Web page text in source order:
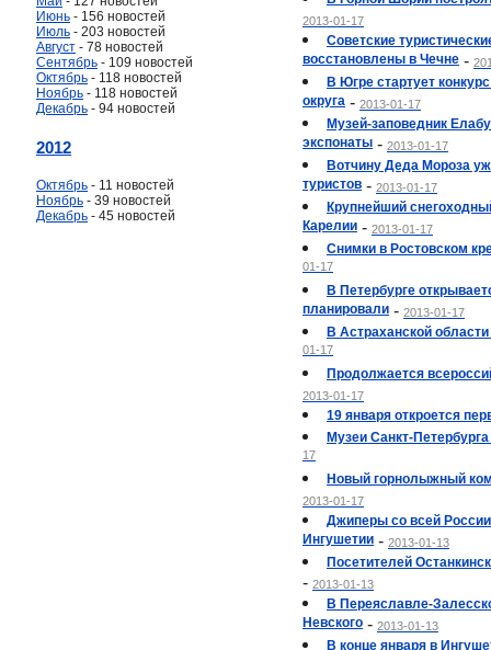
Июнь - 156 новостей
Июль - 203 новостей
Август - 78 новостей
Сентябрь - 109 новостей
Октябрь - 118 новостей
Ноябрь - 118 новостей
Декабрь - 94 новостей
2012
Октябрь - 11 новостей
Ноябрь - 39 новостей
Декабрь - 45 новостей
2013-01-17
Советские
восстановлены в Чечне -
В Югре стартует
округа - 2013-01-17
Музей-заповедник
экспонаты - 2013-01-17
Вотчину Деда Мороза
туристов - 2013-01-17
Крупнейший
Карелии - 2013-01-17
Снимки в Ростовском
01-17
В Петербурге
планировали - 2013-01-17
В Астраханской
01-17
Продолжается
2013-01-17
19 января откроется
Музеи Санкт-
17
Новый горнолыжный
2013-01-17
Джиперы со всей
Ингушетии - 2013-01-13
Посетителей
- 2013-01-13
В Переяславле-
Невского - 2013-01-13
В конце января в